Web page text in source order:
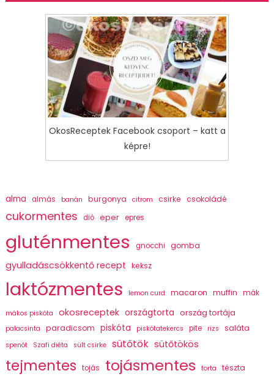
OkosReceptek Facebook csoport – katt a
képre!
alma almás banán burgonya citrom csirke csokoládé
cukormentes dió eper epres
gluténmentes gnocchi gomba
gyulladáscsökkentő recept keksz
laktózmentes lemon curd macaron muffin mák
mákos piskóta okosreceptek országtorta ország tortája
palacsinta paradicsom piskóta piskótatekercs pite rizs saláta
spenót Szafi diéta sült csirke sütőtök sütőtökös
tejmentes tojás tojásmentes torta tészta